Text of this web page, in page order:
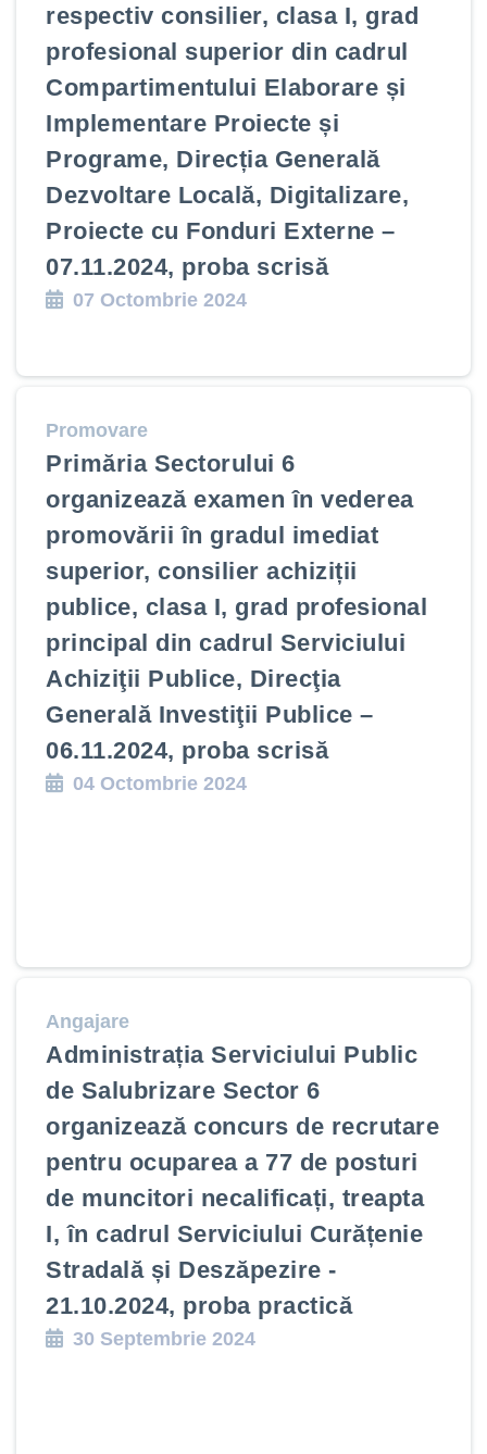
respectiv consilier, clasa I, grad
profesional superior din cadrul
Compartimentului Elaborare și
Implementare Proiecte și
Programe, Direcția Generală
Dezvoltare Locală, Digitalizare,
Proiecte cu Fonduri Externe –
07.11.2024, proba scrisă
07 Octombrie 2024
Promovare
Primăria Sectorului 6
organizează examen în vederea
promovării în gradul imediat
superior, consilier achiziții
publice, clasa I, grad profesional
principal din cadrul Serviciului
Achiziţii Publice, Direcţia
Generală Investiţii Publice –
06.11.2024, proba scrisă
04 Octombrie 2024
Angajare
Administrația Serviciului Public
de Salubrizare Sector 6
organizează concurs de recrutare
pentru ocuparea a 77 de posturi
de muncitori necalificați, treapta
I, în cadrul Serviciului Curățenie
Stradală și Deszăpezire -
21.10.2024, proba practică
30 Septembrie 2024